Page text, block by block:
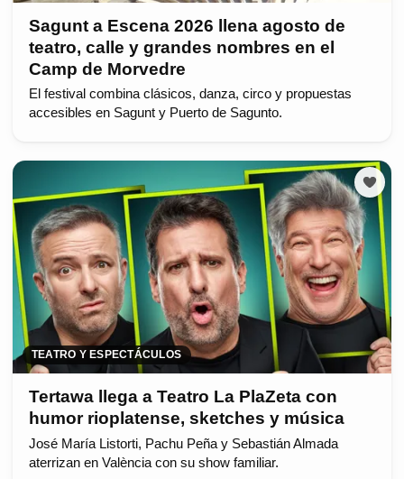
Sagunt a Escena 2026 llena agosto de
teatro, calle y grandes nombres en el
Camp de Morvedre
El festival combina clásicos, danza, circo y propuestas
accesibles en Sagunt y Puerto de Sagunto.
TEATRO Y ESPECTÁCULOS
Tertawa llega a Teatro La PlaZeta con
humor rioplatense, sketches y música
José María Listorti, Pachu Peña y Sebastián Almada
aterrizan en València con su show familiar.